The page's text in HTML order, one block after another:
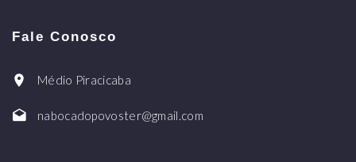
Fale Conosco
Médio Piracicaba
nabocadopovoster@gmail.com